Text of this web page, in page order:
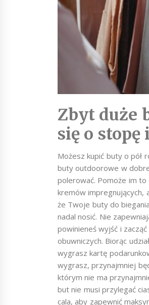
Zbyt duże
się o
Możesz kupić buty o pół
buty outdoorowe w
polerować. Pomoże im
kremów impregnujących,
że Twoje buty do
nadal nosić. Nie
powinieneś wyjść i
obuwniczych. Biorąc
wygrasz kartę
wygrasz, przynajmniej
którym nie ma
but nie musi przylegać
cala, aby zapewnić